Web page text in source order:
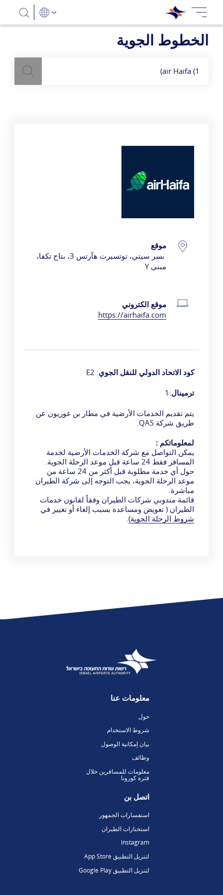
الخطوط الجوية
تفاصيل الاتصال
موقع
بسر سيتي، توتسيرت هآرتس 3، بتاح تكفا،
مبنىY
موقع الكتروني
https://airhaifa.com
كود الاتحاد الدولي للنقل الجوي: E2
ترمينال:1
يتم تقديم الخدمات الأرضية في مطار بن غوريون عن
طريق شركة QAS
لمعلوماتكم :
يمكن التواصل مع شركة الخدمات الأرضية لخدمة
المسافر فقط 24 ساعة قبل موعد الرحلة الجوية.
حول أي خدمة مطلوبة قبل أكثر من 24 ساعة من
موعد الرحلة الجوية، يجب التوجه إلى شركة الطيران
مباشرة.
قائمة مندوبي شركات الطيران وفقاً لقانون خدمات
الطيران ( تعويض ومساعدة بسبب إلغاء أو تغيير في
شروط الرحلة الجوية).
معلومات عنا
حول
شروط الاستخدام
بيان إمكانية الوصول
وظائف
معلومات للمسافرين خلال
فترة كورونا
اتصل بن
استفسارات الجمهور
استخبارات الطيران
Instagram
لتنزيل التطبيق App Store
لتنزيل التطبيق Google Play